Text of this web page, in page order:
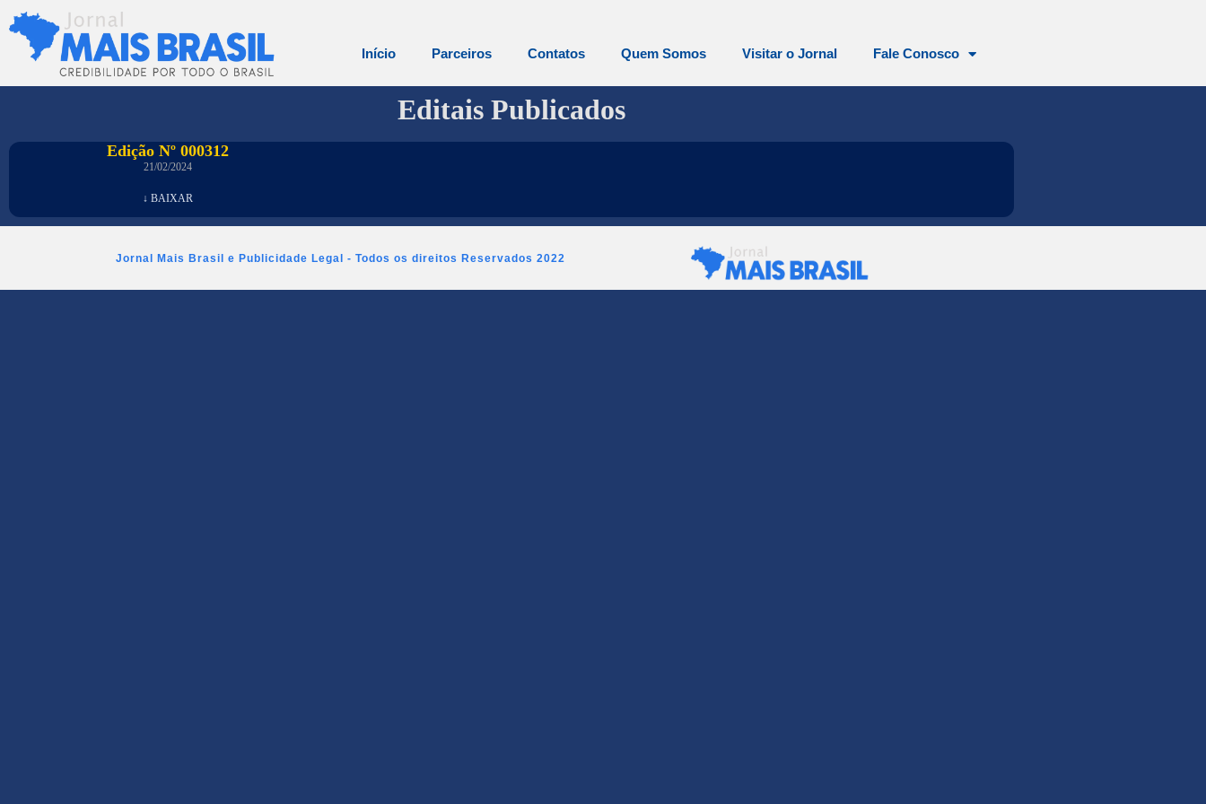
Início Parceiros Contatos Quem Somos Visitar o Jornal Fale Conosco
Editais Publicados
Edição Nº 000312
21/02/2024
↓ BAIXAR
Jornal Mais Brasil e Publicidade Legal - Todos os direitos Reservados 2022